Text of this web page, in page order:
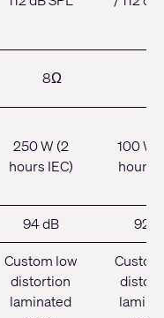
8Ω
250 W (2
hours IEC)
100 W
hours
94 dB 92
Custom low
distortion
laminated